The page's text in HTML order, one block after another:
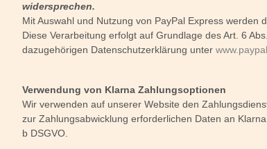
widersprechen.
Mit Auswahl und Nutzung von PayPal Express
Diese Verarbeitung erfolgt auf Grundlage des Art. 6
dazugehörigen Datenschutzerklärung unter
Verwendung von Klarna Zahlungsoptionen
Wir verwenden auf unserer Website den
zur Zahlungsabwicklung erforderlichen Daten an
b DSGVO.